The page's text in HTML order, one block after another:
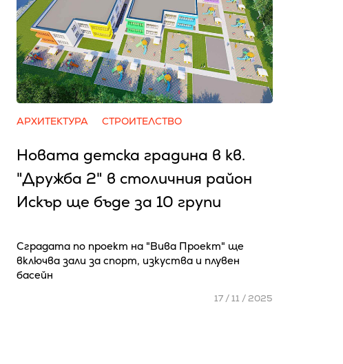
АРХИТЕКТУРА СТРОИТЕЛСТВО
Новата детска градина в кв.
"Дружба 2" в столичния район
Искър ще бъде за 10 групи
Сградата по проект на "Вива Проект" ще
включва зали за спорт, изкуства и плувен
басейн
17 / 11 / 2025